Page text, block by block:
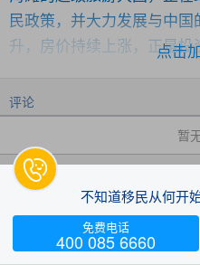
民政策，并大力发展与中
升，房价持续上涨，正是投
经济危机期间，希腊
到冲击最大的就是房地产
转和外国投资者兴趣的增
强劲。因受黄金签证的积
光投向了购买希腊房产拿
商业类房产最受投资者欢迎
点击
评论
暂
赞

收藏
不知道移民从何开
免费电话
400 085 6660
